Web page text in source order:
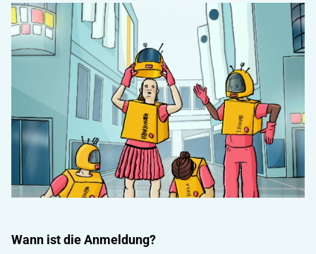
Wann ist die Anmeldung?